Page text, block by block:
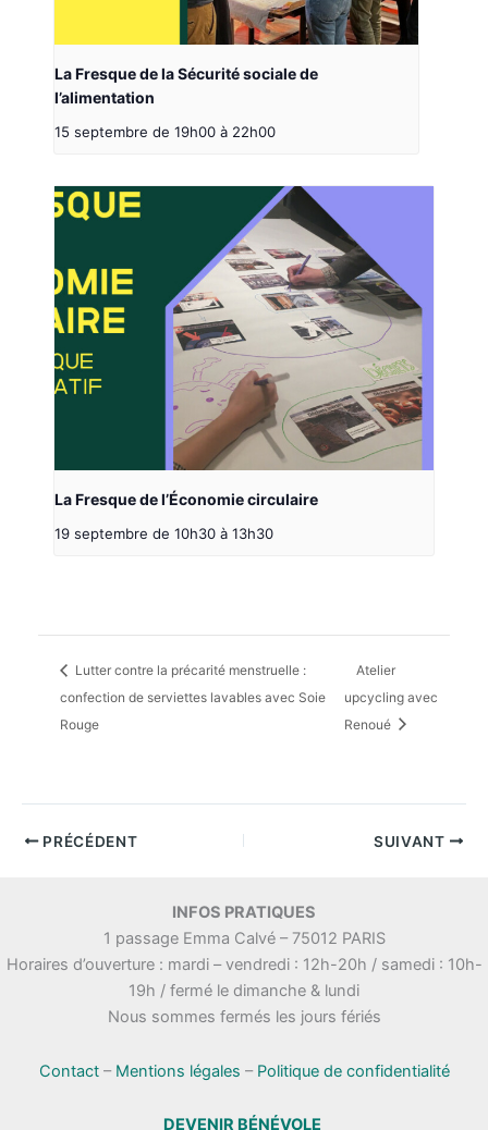
La Fresque de la Sécurité sociale de
l’alimentation
15 septembre de 19h00 à 22h00
La Fresque de l’Économie circulaire
19 septembre de 10h30 à 13h30
Lutter contre la précarité menstruelle :
confection de serviettes lavables avec Soie
Rouge
Atelier
upcycling avec
Renoué
PRÉCÉDENT SUIVANT
INFOS PRATIQUES
1 passage Emma Calvé – 75012 PARIS
Horaires d’ouverture : mardi – vendredi : 12h-20h / samedi : 10h-
19h / fermé le dimanche & lundi
Nous sommes fermés les jours fériés
Contact– Mentions légales – Politique de confidentialité
DEVENIR BÉNÉVOLE